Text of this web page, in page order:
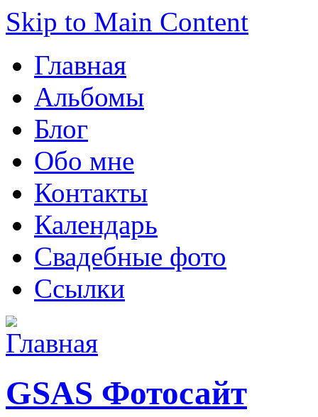
Skip to Main Content
Главная
Альбомы
Блог
Обо мне
Контакты
Календарь
Свадебные фото
Ссылки
GSAS Фотосайт